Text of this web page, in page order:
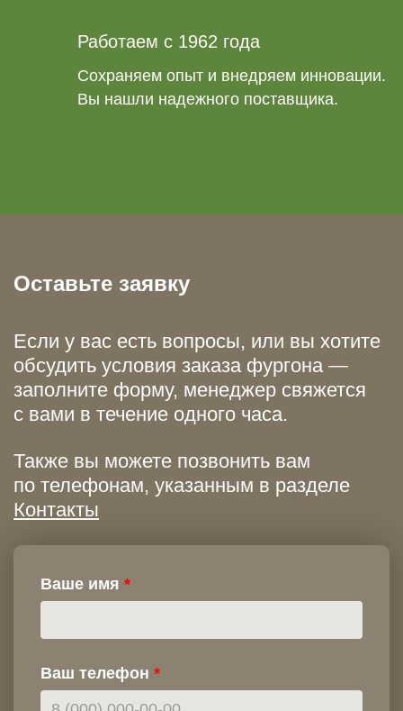
Работаем с 1962 года
Сохраняем опыт и внедряем инновации.
Вы нашли надежного поставщика.
Оставьте заявку
Если у вас есть вопросы, или вы хотите
обсудить условия заказа фургона —
заполните форму, менеджер свяжется
с вами в течение одного часа.
Также вы можете позвонить вам
по телефонам, указанным в разделе
Контакты
Ваше имя
Ваш телефон